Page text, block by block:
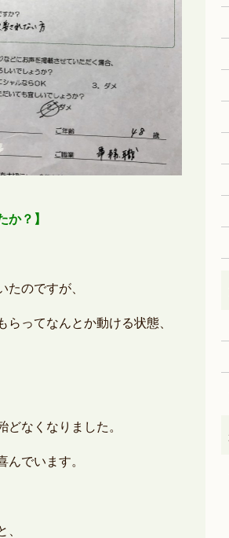
か？】
のですが、
ってなんとか動ける状態、
なくなりました。
でいます。